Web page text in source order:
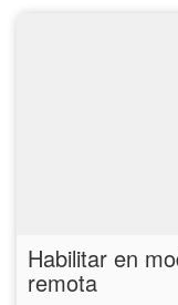
Habilitar en
remota